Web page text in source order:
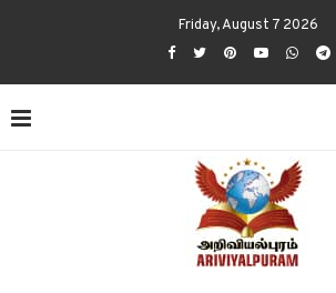
Friday, August 7 2026